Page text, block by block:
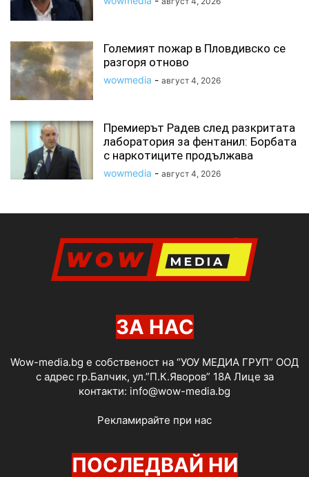
Големият пожар в Пловдивско се
разгоря отново
wowmedia - август 4, 2026
Премиерът Радев след разкритата
лаборатория за фентанил: Борбата
с наркотиците продължава
wowmedia - август 4, 2026
ЗА НАС
Wow-media.bg е собственост на “УОУ МЕДИА ГРУП” ООД
с адрес гр.Балчик, ул.”П.К.Яворов” 18А Лице за
контакти: info@wow-media.bg
Рекламирайте при нас
ПОСЛЕДВАЙ НИ